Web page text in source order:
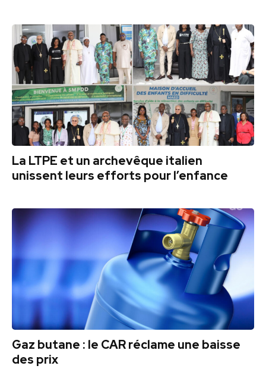
La LTPE et un archevêque italien
unissent leurs efforts pour l’enfance
Gaz butane : le CAR réclame une baisse
des prix